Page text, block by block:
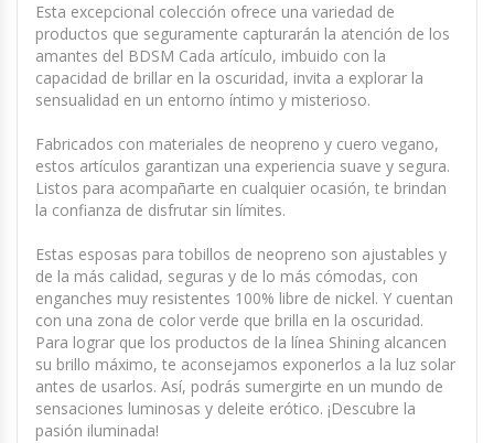
Esta excepcional colección ofrece una variedad de
productos que seguramente capturarán la atención de los
amantes del BDSM Cada artículo, imbuido con la
capacidad de brillar en la oscuridad, invita a explorar la
sensualidad en un entorno íntimo y misterioso.
Fabricados con materiales de neopreno y cuero vegano,
estos artículos garantizan una experiencia suave y segura.
Listos para acompañarte en cualquier ocasión, te brindan
la confianza de disfrutar sin límites.
Estas esposas para tobillos de neopreno son ajustables y
de la más calidad, seguras y de lo más cómodas, con
enganches muy resistentes 100% libre de nickel. Y cuentan
con una zona de color verde que brilla en la oscuridad.
Para lograr que los productos de la línea Shining alcancen
su brillo máximo, te aconsejamos exponerlos a la luz solar
antes de usarlos. Así, podrás sumergirte en un mundo de
sensaciones luminosas y deleite erótico. ¡Descubre la
pasión iluminada!